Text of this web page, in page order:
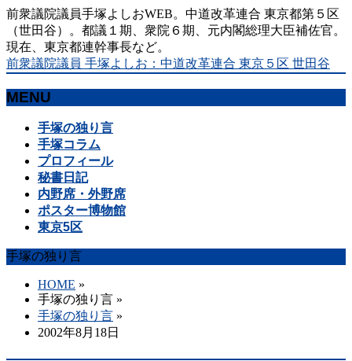
前衆議院議員手塚よしおWEB。中道改革連合 東京都第５区
（世田谷）。都議１期、衆院６期、元内閣総理大臣補佐官。
現在、東京都連幹事長など。
前衆議院議員 手塚よしお：中道改革連合 東京５区 世田谷
MENU
手塚の独り言
手塚コラム
プロフィール
秘書日記
内野席・外野席
ポスター博物館
東京5区
手塚の独り言
HOME »
手塚の独り言 »
手塚の独り言 »
2002年8月18日